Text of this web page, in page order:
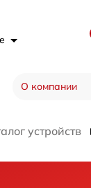
О компании
устройств